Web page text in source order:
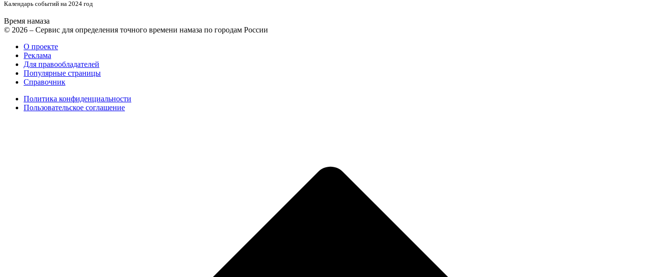
Календарь событий на 2024 год
Время намаза
© 2026 – Сервис для определения точного времени намаза по городам России
О проекте
Реклама
Для правообладателей
Популярные страницы
Справочник
Политика конфиденциальности
Пользовательское соглашение